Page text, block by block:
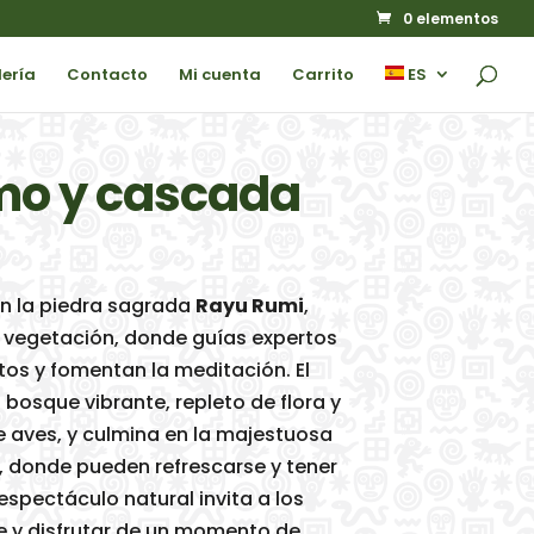
0 elementos
Contacto Mi cuenta Carrito ES
y cascada
la piedra sagrada Rayu Rumi,
donde guías expertos
y fomentan la meditación. El
vibrante, repleto de flora y
y culmina en la majestuosa
, donde pueden refrescarse y tener
natural invita a los